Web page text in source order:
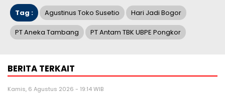
Tag : Agustinus Toko Susetio Hari Jadi Bogor
PT Aneka Tambang PT Antam TBK UBPE Pongkor
BERITA TERKAIT
Kamis, 6 Agustus 2026 - 19:14 WIB